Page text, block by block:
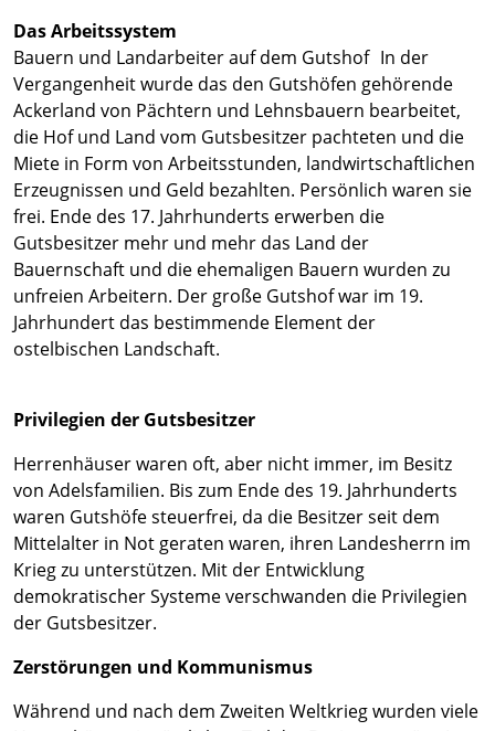
Das Arbeitssystem
Bauern und Landarbeiter auf dem Gutshof In der
Vergangenheit wurde das den Gutshöfen gehörende
Ackerland von Pächtern und Lehnsbauern bearbeitet,
die Hof und Land vom Gutsbesitzer pachteten und die
Miete in Form von Arbeitsstunden, landwirtschaftlichen
Erzeugnissen und Geld bezahlten. Persönlich waren sie
frei. Ende des 17. Jahrhunderts erwerben die
Gutsbesitzer mehr und mehr das Land der
Bauernschaft und die ehemaligen Bauern wurden zu
unfreien Arbeitern. Der große Gutshof war im 19.
Jahrhundert das bestimmende Element der
ostelbischen Landschaft.
Privilegien der Gutsbesitzer
Herrenhäuser waren oft, aber nicht immer, im Besitz
von Adelsfamilien. Bis zum Ende des 19. Jahrhunderts
waren Gutshöfe steuerfrei, da die Besitzer seit dem
Mittelalter in Not geraten waren, ihren Landesherrn im
Krieg zu unterstützen. Mit der Entwicklung
demokratischer Systeme verschwanden die Privilegien
der Gutsbesitzer.
Zerstörungen und Kommunismus
Während und nach dem Zweiten Weltkrieg wurden viele